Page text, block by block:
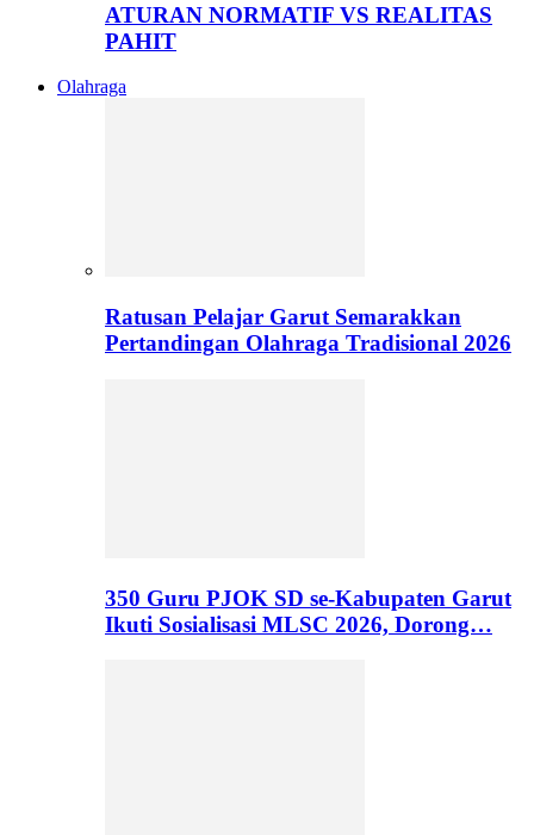
ATURAN NORMATIF VS REALITAS
PAHIT
Olahraga
Ratusan Pelajar Garut Semarakkan
Pertandingan Olahraga Tradisional 2026
350 Guru PJOK SD se-Kabupaten Garut
Ikuti Sosialisasi MLSC 2026, Dorong…